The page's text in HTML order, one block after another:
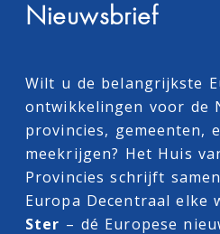
Nieuwsbrief
Wilt u de belangrijkste
ontwikkelingen voor de
provincies, gemeenten,
meekrijgen? Het Huis
Provincies schrijft
Europa Decentraal elke
Ster – dé Europese